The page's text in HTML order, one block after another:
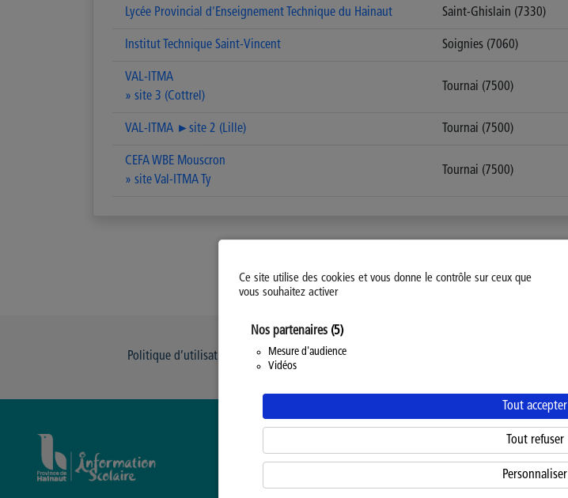
Ce site utilise des cookies et vous donne le contrôle sur ceux que
vous souhaitez activer
Nos partenaires (5)
Mesure d'audience
Vidéos
Tout accepter
Tout refuser
Personnaliser
Lycée Provincial d'Enseignement Technique du Hainaut Saint-Ghislain (7330)
Institut Technique Saint-Vincent Soignies (7060)
VAL-ITMA
» site 3 (Cottrel)
Tournai (7500)
VAL-ITMA ►site 2 (Lille) Tournai (7500)
CEFA WBE Mouscron
» site Val-ITMA Ty
Tournai (7500)
Politique d’utilisation des Cookies Modifiez votre consentement